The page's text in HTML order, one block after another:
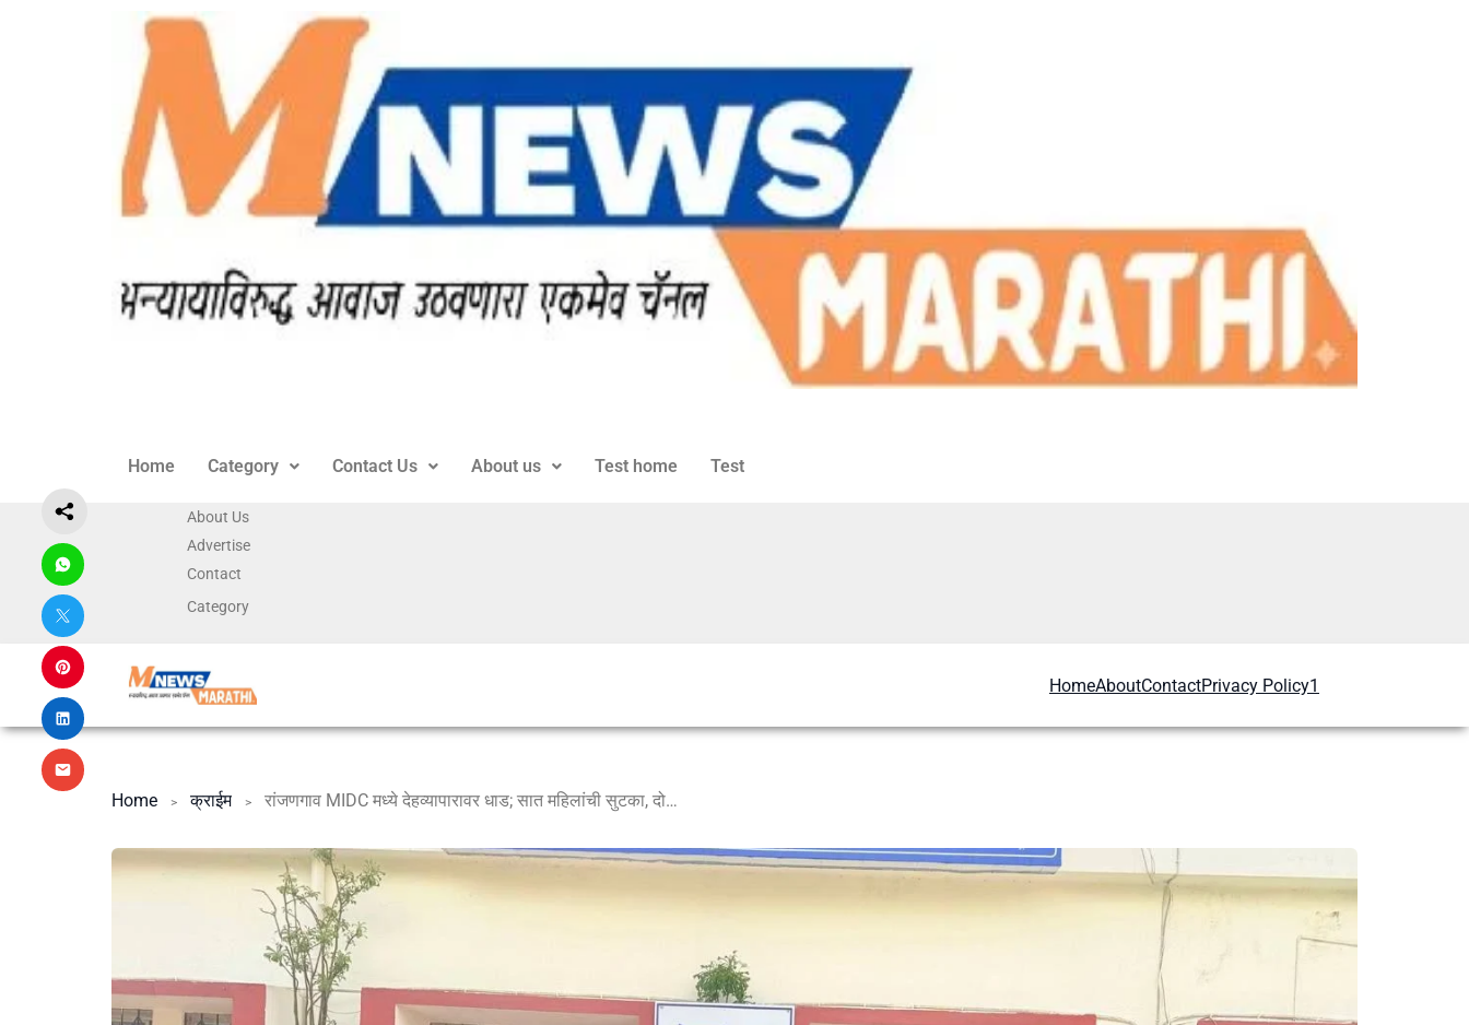
Home Category Contact Us About us Test home Test
About Us
Advertise
Contact
Category
HomeAboutContactPrivacy Policy1
Home क्राईम रांजणगाव MIDC मध्ये देहव्यापारावर धाड; सात महिलांची सुटका, दोन अटकेत